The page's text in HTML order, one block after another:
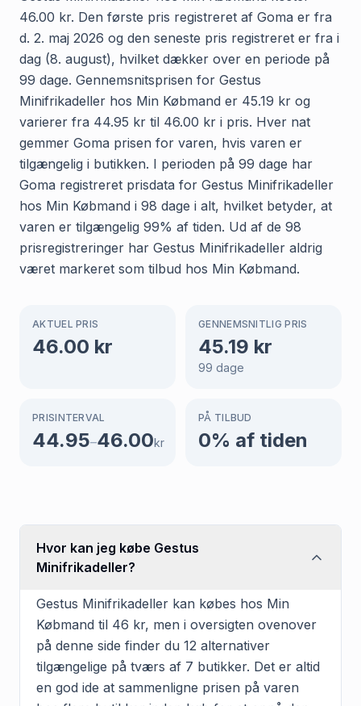
46.00 kr. Den første pris registreret af Goma er fra
d. 2. maj 2026 og den seneste pris registreret er fra i
dag (8. august), hvilket dækker over en periode på
99 dage. Gennemsnitsprisen for Gestus
Minifrikadeller hos Min Købmand er 45.19 kr og
varierer fra 44.95 kr til 46.00 kr i pris. Hver nat
gemmer Goma prisen for varen, hvis varen er
tilgængelig i butikken. I perioden på 99 dage har
Goma registreret prisdata for Gestus Minifrikadeller
hos Min Købmand i 98 dage i alt, hvilket betyder, at
varen er tilgængelig 99% af tiden. Ud af de 98
prisregistreringer har Gestus Minifrikadeller aldrig
været markeret som tilbud hos Min Købmand.
AKTUEL PRIS
46.00 kr
GENNEMSNITLIG PRIS
45.19 kr
99 dage
PRISINTERVAL
44.95–46.00kr
PÅ TILBUD
0% af tiden
Hvor kan jeg købe Gestus
Minifrikadeller?
Gestus Minifrikadeller kan købes hos Min
Købmand til 46 kr, men i oversigten ovenover
på denne side finder du 12 alternativer
tilgængelige på tværs af 7 butikker. Det er altid
en god ide at sammenligne prisen på varen